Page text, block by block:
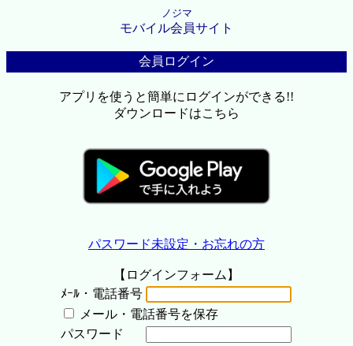
ノジマ
モバイル会員サイト
会員ログイン
アプリを使うと簡単にログインができる!!
ダウンロードはこちら
パスワード未設定・お忘れの方
【ログインフォーム】
ﾒｰﾙ・電話番号
メール・電話番号を保存
パスワード